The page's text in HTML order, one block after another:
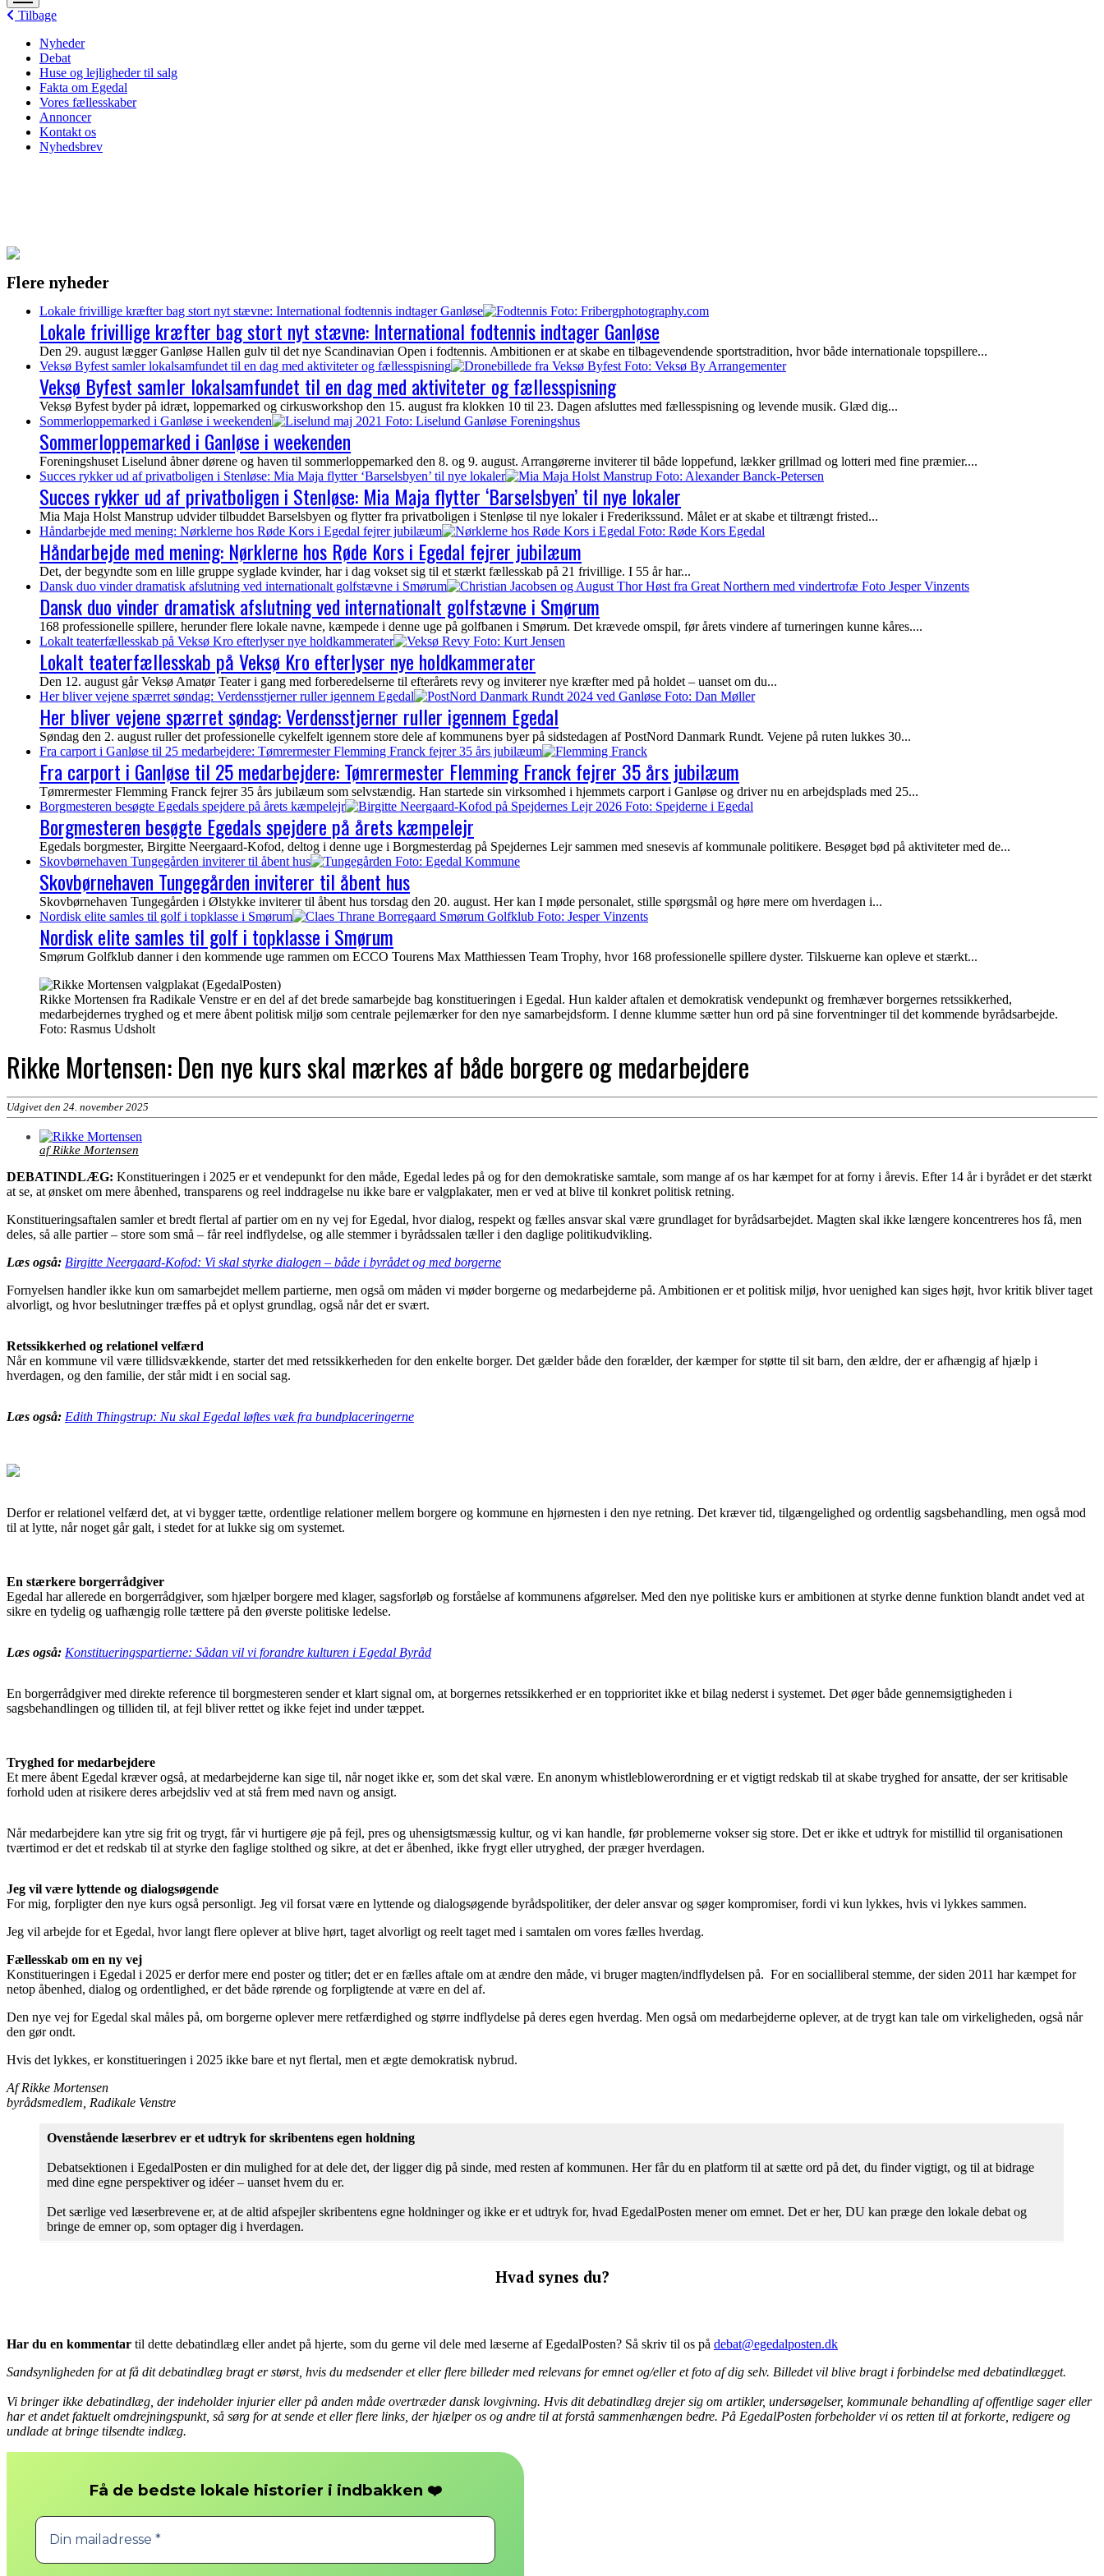
menu
Tilbage
Nyheder
Debat
Huse og lejligheder til salg
Fakta om Egedal
Vores fællesskaber
Annoncer
Kontakt os
Nyhedsbrev
Flere nyheder
Lokale frivillige kræfter bag stort nyt stævne: International fodtennis indtager Ganløse
Lokale frivillige kræfter bag stort nyt stævne: International fodtennis indtager Ganløse
Den 29. august lægger Ganløse Hallen gulv til det nye Scandinavian Open i fodtennis. Ambitionen er at skabe en tilbagevendende sportstradition, hvor både internationale topspillere...
Veksø Byfest samler lokalsamfundet til en dag med aktiviteter og fællesspisning
Veksø Byfest samler lokalsamfundet til en dag med aktiviteter og fællesspisning
Veksø Byfest byder på idræt, loppemarked og cirkusworkshop den 15. august fra klokken 10 til 23. Dagen afsluttes med fællesspisning og levende musik. Glæd dig...
Sommerloppemarked i Ganløse i weekenden
Sommerloppemarked i Ganløse i weekenden
Foreningshuset Liselund åbner dørene og haven til sommerloppemarked den 8. og 9. august. Arrangørerne inviterer til både loppefund, lækker grillmad og lotteri med fine præmier....
Succes rykker ud af privatboligen i Stenløse: Mia Maja flytter ‘Barselsbyen’ til nye lokaler
Succes rykker ud af privatboligen i Stenløse: Mia Maja flytter ‘Barselsbyen’ til nye lokaler
Mia Maja Holst Manstrup udvider tilbuddet Barselsbyen og flytter fra privatboligen i Stenløse til nye lokaler i Frederikssund. Målet er at skabe et tiltrængt fristed...
Håndarbejde med mening: Nørklerne hos Røde Kors i Egedal fejrer jubilæum
Håndarbejde med mening: Nørklerne hos Røde Kors i Egedal fejrer jubilæum
Det, der begyndte som en lille gruppe syglade kvinder, har i dag vokset sig til et stærkt fællesskab på 21 frivillige. I 55 år har...
Dansk duo vinder dramatisk afslutning ved internationalt golfstævne i Smørum
Dansk duo vinder dramatisk afslutning ved internationalt golfstævne i Smørum
168 professionelle spillere, herunder flere lokale navne, kæmpede i denne uge på golfbanen i Smørum. Det krævede omspil, før årets vindere af turneringen kunne kåres....
Lokalt teaterfællesskab på Veksø Kro efterlyser nye holdkammerater
Lokalt teaterfællesskab på Veksø Kro efterlyser nye holdkammerater
Den 12. august går Veksø Amatør Teater i gang med forberedelserne til efterårets revy og inviterer nye kræfter med på holdet – uanset om du...
Her bliver vejene spærret søndag: Verdensstjerner ruller igennem Egedal
Her bliver vejene spærret søndag: Verdensstjerner ruller igennem Egedal
Søndag den 2. august ruller det professionelle cykelfelt igennem store dele af kommunens byer på sidstedagen af PostNord Danmark Rundt. Vejene på ruten lukkes 30...
Fra carport i Ganløse til 25 medarbejdere: Tømrermester Flemming Franck fejrer 35 års jubilæum
Fra carport i Ganløse til 25 medarbejdere: Tømrermester Flemming Franck fejrer 35 års jubilæum
Tømrermester Flemming Franck fejrer 35 års jubilæum som selvstændig. Han startede sin virksomhed i hjemmets carport i Ganløse og driver nu en arbejdsplads med 25...
Borgmesteren besøgte Egedals spejdere på årets kæmpelejr
Borgmesteren besøgte Egedals spejdere på årets kæmpelejr
Egedals borgmester, Birgitte Neergaard-Kofod, deltog i denne uge i Borgmesterdag på Spejdernes Lejr sammen med snesevis af kommunale politikere. Besøget bød på aktiviteter med de...
Skovbørnehaven Tungegården inviterer til åbent hus
Skovbørnehaven Tungegården inviterer til åbent hus
Skovbørnehaven Tungegården i Ølstykke inviterer til åbent hus torsdag den 20. august. Her kan I møde personalet, stille spørgsmål og høre mere om hverdagen i...
Nordisk elite samles til golf i topklasse i Smørum
Nordisk elite samles til golf i topklasse i Smørum
Smørum Golfklub danner i den kommende uge rammen om ECCO Tourens Max Matthiessen Team Trophy, hvor 168 professionelle spillere dyster. Tilskuerne kan opleve et stærkt...
Rikke Mortensen fra Radikale Venstre er en del af det brede samarbejde bag konstitueringen i Egedal. Hun kalder aftalen et demokratisk vendepunkt og fremhæver borgernes retssikkerhed,
medarbejdernes tryghed og et mere åbent politisk miljø som centrale pejlemærker for den nye samarbejdsform. I denne klumme sætter hun ord på sine forventninger til det kommende byrådsarbejde.
Foto: Rasmus Udsholt
Rikke Mortensen: Den nye kurs skal mærkes af både borgere og medarbejdere
Udgivet den 24. november 2025
af Rikke Mortensen
DEBATINDLÆG: Konstitueringen i 2025 er et vendepunkt for den måde, Egedal ledes på og for den demokratiske samtale, som mange af os har kæmpet for at forny i årevis. Efter 14 år i byrådet er det stærkt
at se, at ønsket om mere åbenhed, transparens og reel inddragelse nu ikke bare er valgplakater, men er ved at blive til konkret politisk retning.
Konstitueringsaftalen samler et bredt flertal af partier om en ny vej for Egedal, hvor dialog, respekt og fælles ansvar skal være grundlaget for byrådsarbejdet. Magten skal ikke længere koncentreres hos få, men
deles, så alle partier – store som små – får reel indflydelse, og alle stemmer i byrådssalen tæller i den daglige politikudvikling.
Læs også: Birgitte Neergaard-Kofod: Vi skal styrke dialogen – både i byrådet og med borgerne
Fornyelsen handler ikke kun om samarbejdet mellem partierne, men også om måden vi møder borgerne og medarbejderne på. Ambitionen er et politisk miljø, hvor uenighed kan siges højt, hvor kritik bliver taget
alvorligt, og hvor beslutninger træffes på et oplyst grundlag, også når det er svært.
Retssikkerhed og relationel velfærd
Når en kommune vil være tillidsvækkende, starter det med retssikkerheden for den enkelte borger. Det gælder både den forælder, der kæmper for støtte til sit barn, den ældre, der er afhængig af hjælp i
hverdagen, og den familie, der står midt i en social sag.
Læs også: Edith Thingstrup: Nu skal Egedal løftes væk fra bundplaceringerne
Derfor er relationel velfærd det, at vi bygger tætte, ordentlige relationer mellem borgere og kommune en hjørnesten i den nye retning. Det kræver tid, tilgængelighed og ordentlig sagsbehandling, men også mod
til at lytte, når noget går galt, i stedet for at lukke sig om systemet.
En stærkere borgerrådgiver
Egedal har allerede en borgerrådgiver, som hjælper borgere med klager, sagsforløb og forståelse af kommunens afgørelser. Med den nye politiske kurs er ambitionen at styrke denne funktion blandt andet ved at
sikre en tydelig og uafhængig rolle tættere på den øverste politiske ledelse.
Læs også: Konstitueringspartierne: Sådan vil vi forandre kulturen i Egedal Byråd
En borgerrådgiver med direkte reference til borgmesteren sender et klart signal om, at borgernes retssikkerhed er en topprioritet ikke et bilag nederst i systemet. Det øger både gennemsigtigheden i
sagsbehandlingen og tilliden til, at fejl bliver rettet og ikke fejet ind under tæppet.
Tryghed for medarbejdere
Et mere åbent Egedal kræver også, at medarbejderne kan sige til, når noget ikke er, som det skal være. En anonym whistleblowerordning er et vigtigt redskab til at skabe tryghed for ansatte, der ser kritisable
forhold uden at risikere deres arbejdsliv ved at stå frem med navn og ansigt.
Når medarbejdere kan ytre sig frit og trygt, får vi hurtigere øje på fejl, pres og uhensigtsmæssig kultur, og vi kan handle, før problemerne vokser sig store. Det er ikke et udtryk for mistillid til organisationen
tværtimod er det et redskab til at styrke den faglige stolthed og sikre, at det er åbenhed, ikke frygt eller utryghed, der præger hverdagen.
Jeg vil være lyttende og dialogsøgende
For mig, forpligter den nye kurs også personligt. Jeg vil forsat være en lyttende og dialogsøgende byrådspolitiker, der deler ansvar og søger kompromiser, fordi vi kun lykkes, hvis vi lykkes sammen.
Jeg vil arbejde for et Egedal, hvor langt flere oplever at blive hørt, taget alvorligt og reelt taget med i samtalen om vores fælles hverdag.
Fællesskab om en ny vej
Konstitueringen i Egedal i 2025 er derfor mere end poster og titler; det er en fælles aftale om at ændre den måde, vi bruger magten/indflydelsen på. For en socialliberal stemme, der siden 2011 har kæmpet for
netop åbenhed, dialog og ordentlighed, er det både rørende og forpligtende at være en del af.
Den nye vej for Egedal skal måles på, om borgerne oplever mere retfærdighed og større indflydelse på deres egen hverdag. Men også om medarbejderne oplever, at de trygt kan tale om virkeligheden, også når
den gør ondt.
Hvis det lykkes, er konstitueringen i 2025 ikke bare et nyt flertal, men et ægte demokratisk nybrud.
Af Rikke Mortensen
byrådsmedlem, Radikale Venstre
Ovenstående læserbrev er et udtryk for skribentens egen holdning
Debatsektionen i EgedalPosten er din mulighed for at dele det, der ligger dig på sinde, med resten af kommunen. Her får du en platform til at sætte ord på det, du finder vigtigt, og til at bidrage
med dine egne perspektiver og idéer – uanset hvem du er.
Det særlige ved læserbrevene er, at de altid afspejler skribentens egne holdninger og ikke er et udtryk for, hvad EgedalPosten mener om emnet. Det er her, DU kan præge den lokale debat og
bringe de emner op, som optager dig i hverdagen.
Hvad synes du?
Har du en kommentar til dette debatindlæg eller andet på hjerte, som du gerne vil dele med læserne af EgedalPosten? Så skriv til os på debat@egedalposten.dk
Sandsynligheden for at få dit debatindlæg bragt er størst, hvis du medsender et eller flere billeder med relevans for emnet og/eller et foto af dig selv. Billedet vil blive bragt i forbindelse med debatindlægget.
Vi bringer ikke debatindlæg, der indeholder injurier eller på anden måde overtræder dansk lovgivning. Hvis dit debatindlæg drejer sig om artikler, undersøgelser, kommunale behandling af offentlige sager eller
har et andet faktuelt omdrejningspunkt, så sørg for at sende et eller flere links, der hjælper os og andre til at forstå sammenhængen bedre. På EgedalPosten forbeholder vi os retten til at forkorte, redigere og
undlade at bringe tilsendte indlæg.
Få de bedste lokale historier i indbakken ❤️